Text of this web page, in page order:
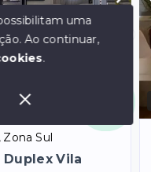
Zona Sul
Vila
em posso ajudar?
uma
Ao continuar,
.